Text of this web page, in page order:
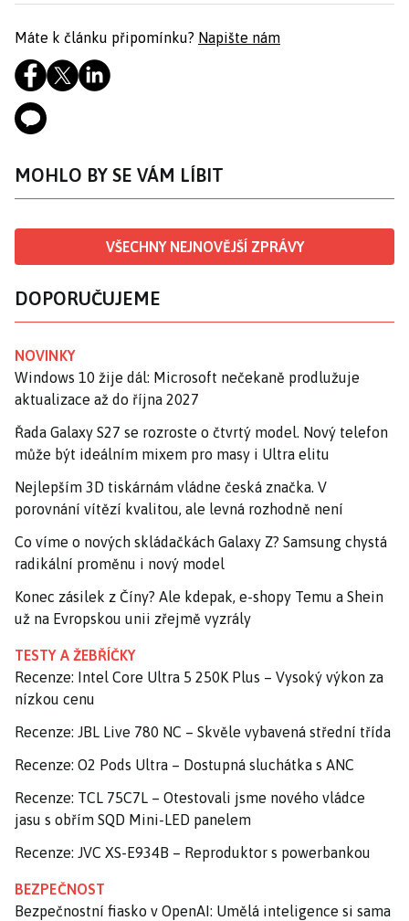
Máte k článku připomínku? Napište nám
MOHLO BY SE VÁM LÍBIT
VŠECHNY NEJNOVĚJŠÍ ZPRÁVY
DOPORUČUJEME
NOVINKY
Windows 10 žije dál: Microsoft nečekaně prodlužuje
aktualizace až do října 2027
Řada Galaxy S27 se rozroste o čtvrtý model. Nový telefon
může být ideálním mixem pro masy i Ultra elitu
Nejlepším 3D tiskárnám vládne česká značka. V
porovnání vítězí kvalitou, ale levná rozhodně není
Co víme o nových skládačkách Galaxy Z? Samsung chystá
radikální proměnu i nový model
Konec zásilek z Číny? Ale kdepak, e-shopy Temu a Shein
už na Evropskou unii zřejmě vyzrály
TESTY A ŽEBŘÍČKY
Recenze: Intel Core Ultra 5 250K Plus – Vysoký výkon za
nízkou cenu
Recenze: JBL Live 780 NC – Skvěle vybavená střední třída
Recenze: O2 Pods Ultra – Dostupná sluchátka s ANC
Recenze: TCL 75C7L – Otestovali jsme nového vládce
jasu s obřím SQD Mini-LED panelem
Recenze: JVC XS-E934B – Reproduktor s powerbankou
BEZPEČNOST
Bezpečnostní fiasko v OpenAI: Umělá inteligence si sama